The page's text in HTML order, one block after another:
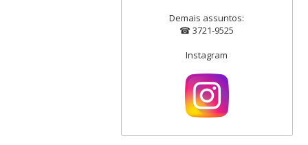
Demais assuntos:
☎ 3721-9525
Instagram